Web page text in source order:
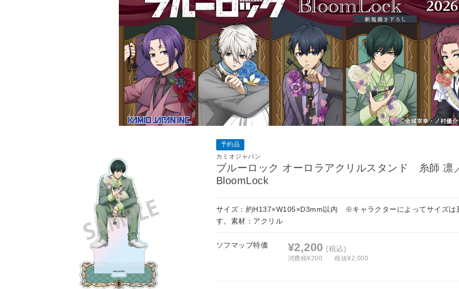
予約品
カミオジャパン
ブルーロック オーロラアクリルスタンド 糸師 凛
BloomLock
サイズ：約H137×W105×D3mm以内 ※キャラクターによってサイズは
す。素材：アクリル
ソフマップ特価 ¥2,200 (税込)
消費税¥200 税抜¥2,000